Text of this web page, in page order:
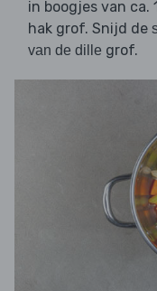
in boogjes van ca.
hak grof. Snijd de
van de dille grof.